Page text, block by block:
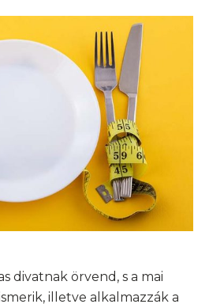
divatnak örvend, s a mai
illetve alkalmazzák a